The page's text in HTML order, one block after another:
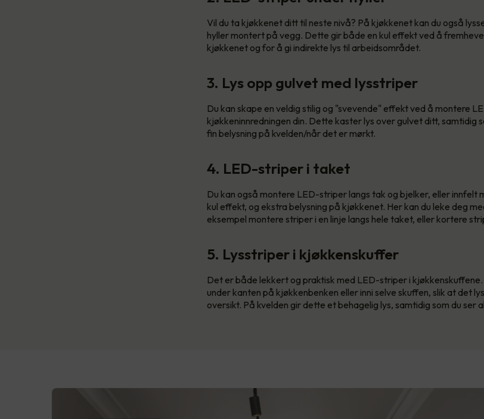
Vil du ta kjøkkenet ditt til neste nivå? På kjøkkenet kan du også
hyller montert på vegg. Dette gir både en kul effekt ved å
kjøkkenet og for å gi indirekte lys til arbeidsområdet.
3. Lys opp gulvet med lysstriper
Du kan skape en veldig stilig og "svevende" effekt ved å montere
kjøkkeninnredningen din. Dette kaster lys over gulvet ditt, samtidig
fin belysning på kvelden/når det er mørkt.
4. LED-striper i taket
Du kan også montere LED-striper langs tak og bjelker, eller innfelt
kul effekt, og ekstra belysning på kjøkkenet. Her kan du leke deg
eksempel montere striper i en linje langs hele taket, eller kortere
5. Lysstriper i kjøkkenskuffer
Det er både lekkert og praktisk med LED-striper i
under kanten på kjøkkenbenken eller inni selve skuffen, slik at det
oversikt. På kvelden gir dette et behagelig lys, samtidig som du ser